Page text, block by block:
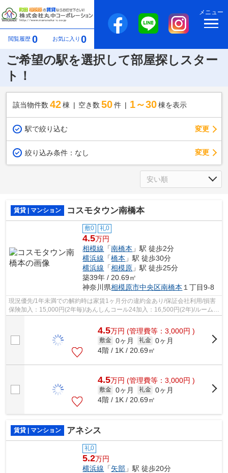
閲覧履歴 0 お気に入り 0
メニュー
ご希望の駅を選択して部屋探しスター
ト！
該当物件数 42棟 空き数 50 件 1～30 棟を表示
駅で絞り込む 変更
絞り込み条件： なし 変更
賃貸 | マンション コスモタウン南橋本
敷0 礼0
4.5万円
相模線 「南橋本 」駅 徒歩2分
横浜線 「橋本 」駅 徒歩30分
横浜線 「相模原 」駅 徒歩25分
築39年 / 20.69㎡
神奈川県相模原市中央区南橋本 １丁目9-8
現況優先/1年未満での解約時は家賃1ヶ月分の違約金あり/保証会社利用/損害
保険加入：15,000円(2年毎)/あんしんコール24加入：16,500円(2年)/ルームク
4.5万円 (管理費等：3,000円 )
敷金 0ヶ月 礼金 0ヶ月
4階 / 1K / 20.69㎡
4.5万円 (管理費等：3,000円 )
敷金 0ヶ月 礼金 0ヶ月
4階 / 1K / 20.69㎡
賃貸 | マンション アネシス
礼0
5.2万円
横浜線 「矢部 」駅 徒歩20分